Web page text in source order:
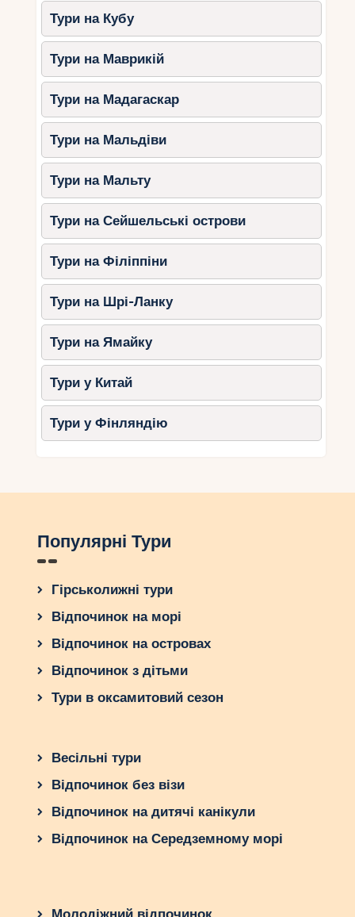
Тури на Кубу
Тури на Маврикій
Тури на Мадагаскар
Тури на Мальдіви
Тури на Мальту
Тури на Сейшельські острови
Тури на Філіппіни
Тури на Шрі-Ланку
Тури на Ямайку
Тури у Китай
Тури у Фінляндію
Популярні Тури
Гірськолижні тури
Відпочинок на морі
Відпочинок на островах
Відпочинок з дітьми
Тури в оксамитовий сезон
Весільні тури
Відпочинок без візи
Відпочинок на дитячі канікули
Відпочинок на Середземному морі